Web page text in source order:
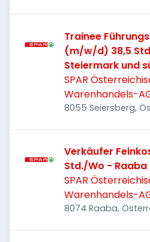
Trainee
(m/w/d) 38,5
Steiermark und
Burgenland
SPAR
Warenhandels-
8055 Seiersberg,
Verkäufer
Std./Wo - Raaba
SPAR
Warenhandels-
8074 Raaba,